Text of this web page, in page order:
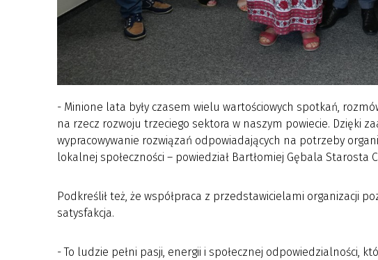
- Minione lata były czasem wielu wartościowych spotkań,
na rzecz rozwoju trzeciego sektora w naszym powiecie. Dzięki
wypracowywanie rozwiązań odpowiadających na potrzeby
lokalnej społeczności – powiedział Bartłomiej Gębala Starosta
Podkreślił też, że współpraca z przedstawicielami organizacji
satysfakcja.
- To ludzie pełni pasji, energii i społecznej odpowiedzialności,